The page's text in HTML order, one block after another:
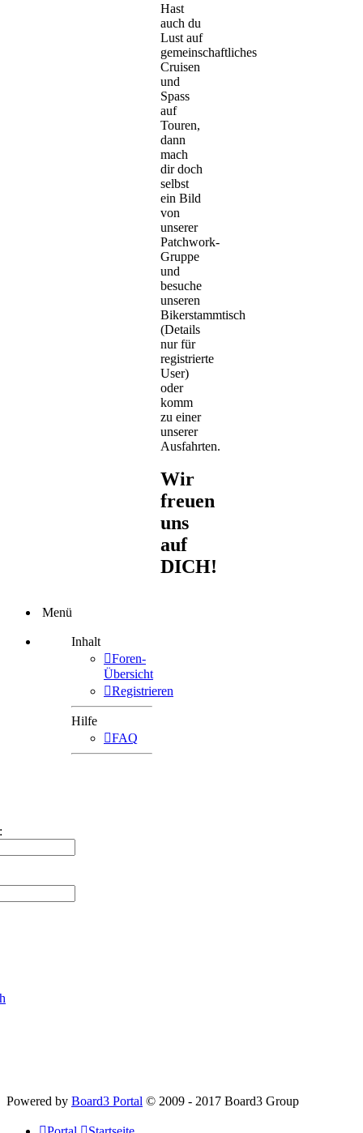
Hast
auch du
Lust auf
gemeinschaftliches
Cruisen
und
Spass
auf
Touren,
dann
mach
dir doch
selbst
ein Bild
von
unserer
Patchwork-
Gruppe
und
besuche
unseren
Bikerstammtisch
(Details
nur für
registrierte
User)
oder
komm
zu einer
unserer
Ausfahrten.
Wir
freuen
uns
auf
DICH!
Menü
Inhalt
Foren-
Übersicht
Registrieren
Hilfe
FAQ
Powered by Board3 Portal © 2009 - 2017 Board3 Group